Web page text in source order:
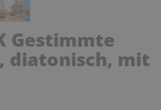
Gestimmte
diatonisch, mit